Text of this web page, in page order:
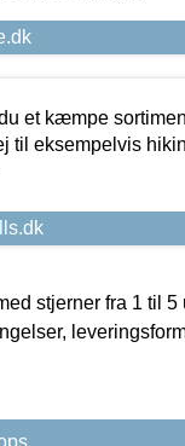
et kæmpe
til eksempelvis
stjerner fra 1 til 5